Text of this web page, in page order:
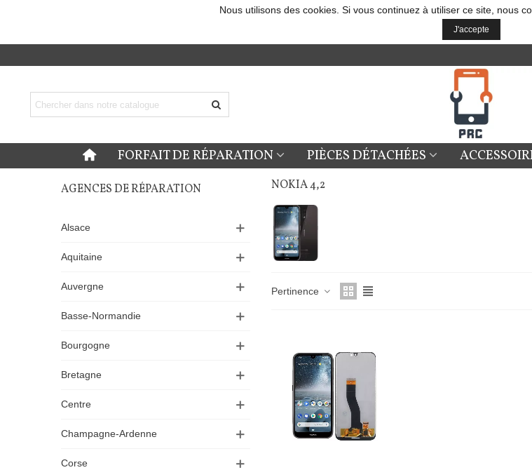
Nous utilisons des cookies. Si vous continuez à utiliser ce site, nous
J'accepte
FORFAIT DE RÉPARATION PIÈCES DÉTACHÉES
AGENCES DE RÉPARATION
Alsace
Aquitaine
Auvergne
Basse-Normandie
Bourgogne
Bretagne
Centre
Champagne-Ardenne
Corse
NOKIA 4,2
Pertinence